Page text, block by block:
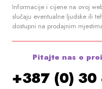
Informacije i cijene na ovoj
slučaju eventualne ljudske ili
dostupni na prodajnim
Pitajte nas o
+387 (0)